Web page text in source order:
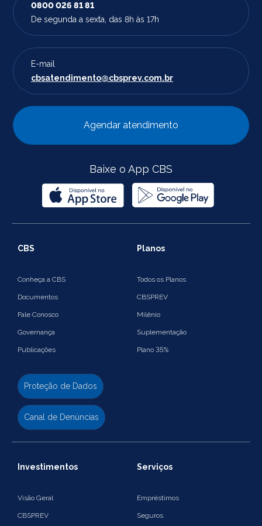
0800 026 81 81
De segunda a sexta, das 8h às 17h
E-mail
cbsatendimento@cbsprev.com.br
Agendar atendimento
Baixe o App CBS
CBS
Conheça a CBS
Documentos
Fale Conosco
Governança
Publicações
Proteção de Dados
Canal de Denúncias
Planos
Todos os Planos
CBSPREV
Milênio
Suplementação
Plano 35%
Investimentos
Visão Geral
CBSPREV
Serviços
Empréstimos
Seguros